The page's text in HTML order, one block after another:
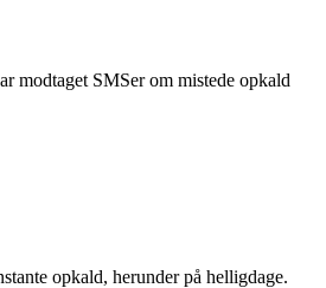
modtaget SMSer om mistede opkald
opkald, herunder på helligdage.